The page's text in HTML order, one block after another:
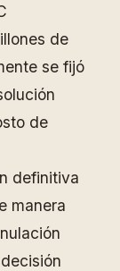
de
se fijó
de
definitiva
manera